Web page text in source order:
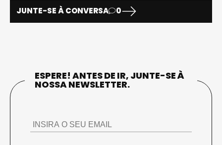
JUNTE-SE À CONVERSA 0
ESPERE! ANTES DE IR, JUNTE-SE À
NOSSA NEWSLETTER.